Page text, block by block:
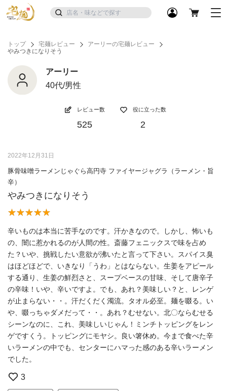
トップ 宅麺レビュー
アーリーの宅麺レビュー
やみつきになりそう
アーリー
40代/男性
レビュー数
525
役に立った数
2
2022年12月31日
豚骨味噌ラーメンじゃぐら高円寺 ファイヤージャグラ（ラーメン・旨
辛）
やみつきになりそう
辛いものは本当に苦手なのです。汗かきなので。しかし、怖いも
の、闇に惹かれるのが人間の性。斎藤フェニックスで味を占め
た？いや、挑戦したい意欲が沸いたと言って下さい。スパイス臭
はほどほどで、いきなり「うわ」とはならない。生姜をアピール
する通り、生姜の鮮烈さと、スープベースの甘味、そして唐辛子
の辛味！いや、辛いですよ。でも、あれ？美味しい？と、レンゲ
が止まらない・・。汗だくだく濁流。タオル必至。麺を啜る。い
や、啜っちゃダメだって・・。あれ？むせない。北〇ならむせる
シーンなのに、これ、美味しいじゃん！ミンチトッピングをレン
ゲですくう。トッピングにモヤシ。良い箸休め。今まで食べた辛
いラーメンの中でも、センターにハマった感のある辛いラーメン
でした。
3